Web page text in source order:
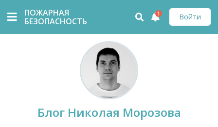
ПОЖАРНАЯ
БЕЗОПАСНОСТЬ
Войти
1
Блог Николая Морозова